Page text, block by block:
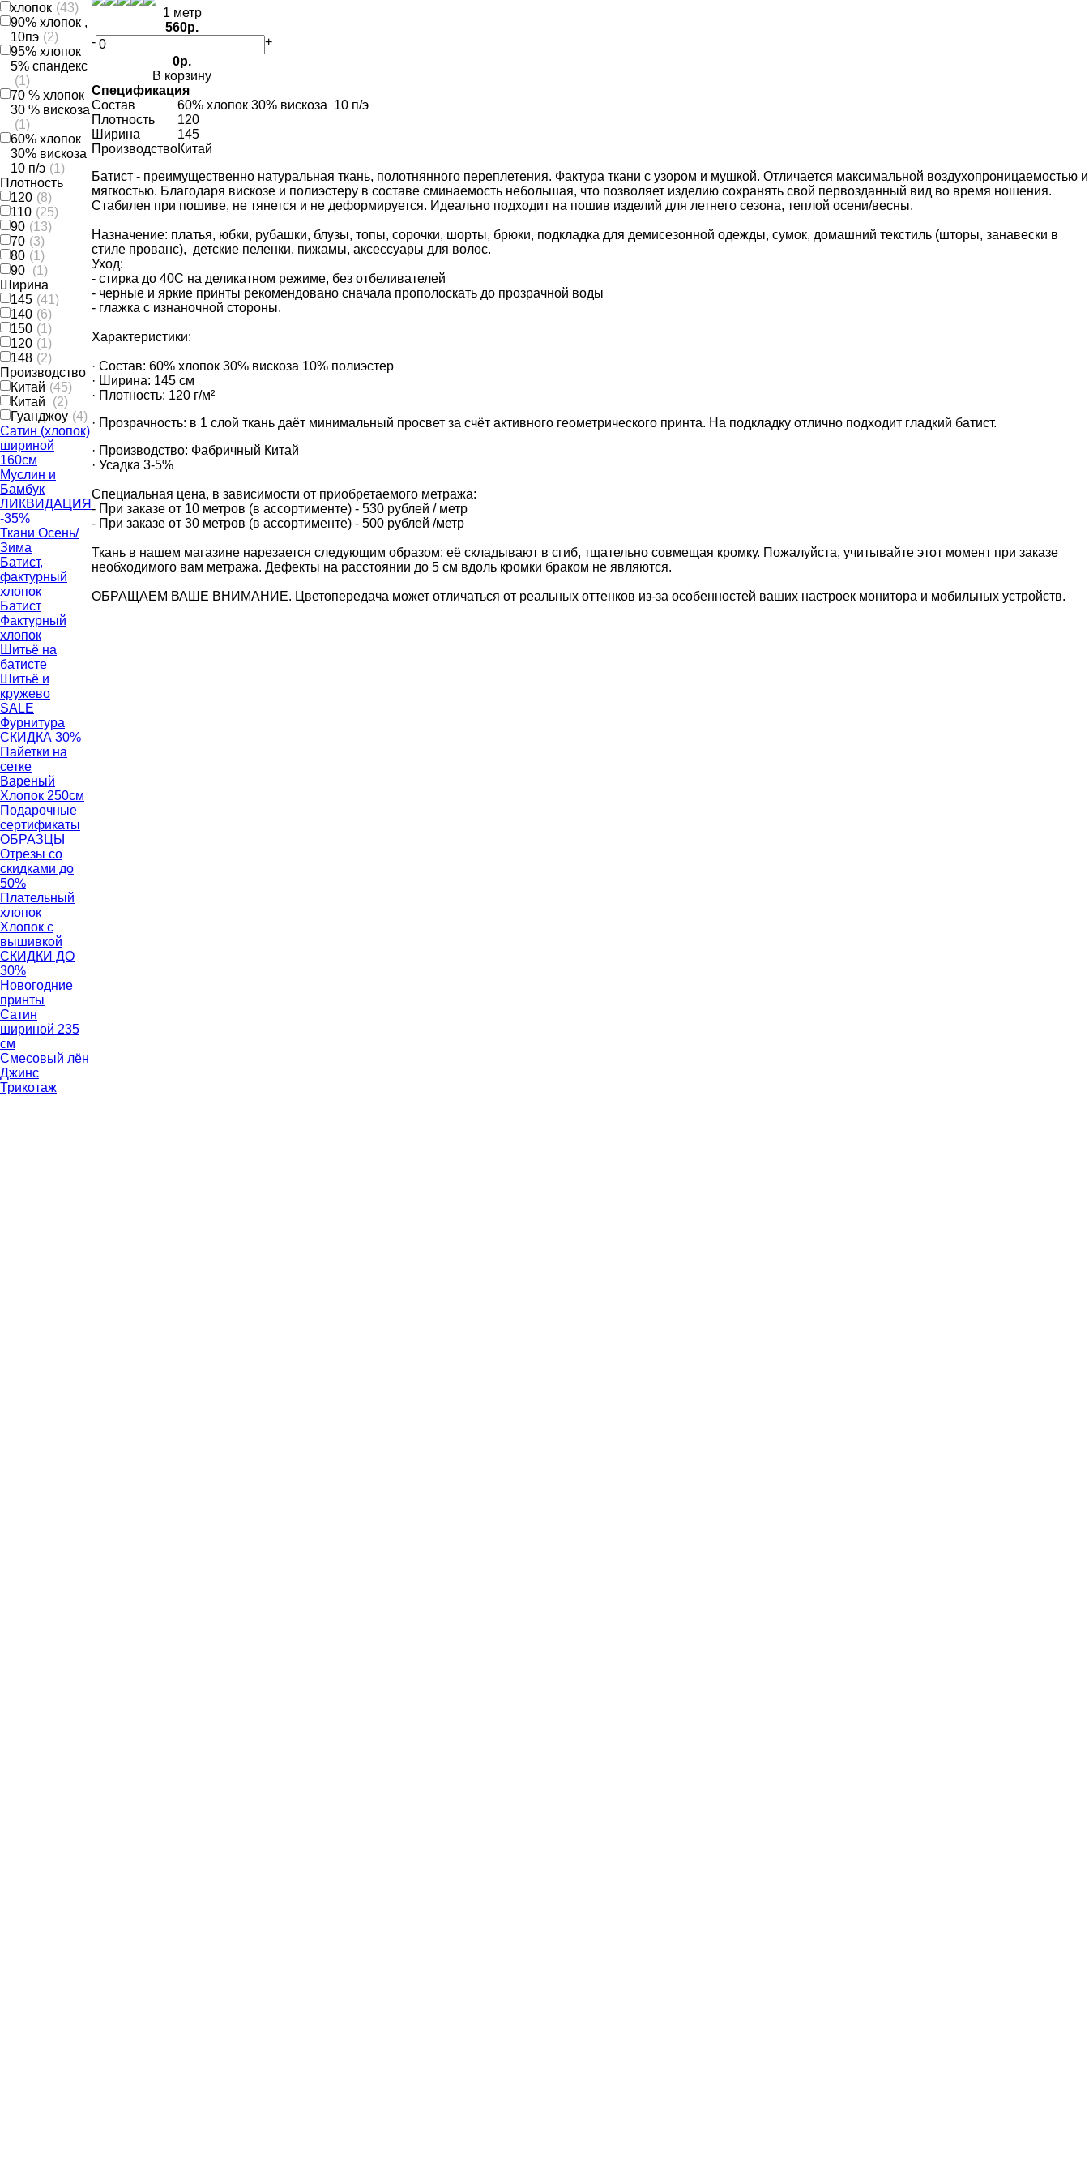
хлопок (43)
90% хлопок ,
10пэ (2)
95% хлопок
5% спандекс
(1)
70 % хлопок
30 % вискоза
(1)
60% хлопок
30% вискоза
10 п/э (1)
Плотность
120 (8)
110 (25)
90 (13)
70 (3)
80 (1)
90 (1)
Ширина
145 (41)
140 (6)
150 (1)
120 (1)
148 (2)
Производство
Китай (45)
Китай
(2)
Гуанджоу (4)
Сатин (хлопок)
шириной
160см
Муслин и
Бамбук
ЛИКВИДАЦИЯ
-35%
Ткани Осень/
Зима
Батист,
фактурный
хлопок
Батист
Фактурный
хлопок
Шитьё на
батисте
Шитьё и
кружево
SALE
Фурнитура
СКИДКА 30%
Пайетки на
сетке
Вареный
Хлопок 250см
Подарочные
сертификаты
ОБРАЗЦЫ
Отрезы со
скидками до
50%
Плательный
хлопок
Хлопок с
вышивкой
СКИДКИ ДО
30%
Новогодние
принты
Сатин
шириной 235
см
Смесовый лён
Джинс
Трикотаж
1 метр
560р.
-
+
0р.
В корзину
Спецификация
Состав
60% хлопок 30% вискоза 10 п/э
Плотность
120
Ширина
145
ПроизводствоКитай
Батист - преимущественно натуральная ткань, полотнянного переплетения. Фактура ткани с узором и мушкой. Отличается максимальной воздухопроницаемостью и
мягкостью. Благодаря вискозе и полиэстеру в составе сминаемость небольшая, что позволяет изделию сохранять свой первозданный вид во время ношения.
Стабилен при пошиве, не тянется и не деформируется. Идеально подходит на пошив изделий для летнего сезона, теплой осени/весны.
Назначение: платья, юбки, рубашки, блузы, топы, сорочки, шорты, брюки, подкладка для демисезонной одежды, сумок, домашний текстиль (шторы, занавески в
стиле прованс), детские пеленки, пижамы, аксессуары для волос.
Уход:
- стирка до 40C на деликатном режиме, без отбеливателей
- черные и яркие принты рекомендовано сначала прополоскать до прозрачной воды
- глажка с изнаночной стороны.
Характеристики:
· Состав: 60% хлопок 30% вискоза 10% полиэстер
· Ширина: 145 см
· Плотность: 120 г/м²
· Прозрачность: в 1 слой ткань даёт минимальный просвет за счёт активного геометрического принта. На подкладку отлично подходит гладкий батист.
· Производство: Фабричный Китай
· Усадка 3-5%
Специальная цена, в зависимости от приобретаемого метража:
- При заказе от 10 метров (в ассортименте) - 530 рублей / метр
- При заказе от 30 метров (в ассортименте) - 500 рублей /метр
Ткань в нашем магазине нарезается следующим образом: её складывают в сгиб, тщательно совмещая кромку. Пожалуйста, учитывайте этот момент при заказе
необходимого вам метража. Дефекты на расстоянии до 5 см вдоль кромки браком не являются.
ОБРАЩАЕМ ВАШЕ ВНИМАНИЕ. Цветопередача может отличаться от реальных оттенков из-за особенностей ваших настроек монитора и мобильных устройств.